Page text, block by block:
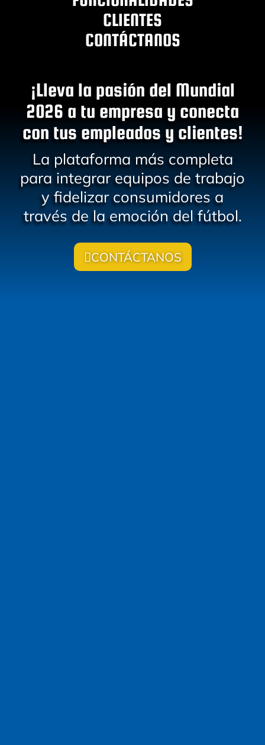
CLIENTES
CONTÁCTANOS
¡Lleva la pasión del Mundial
2026 a tu empresa y conecta
con tus empleados y clientes!
La plataforma más completa
para integrar equipos de trabajo
y fidelizar consumidores a
través de la emoción del fútbol.
CONTÁCTANOS